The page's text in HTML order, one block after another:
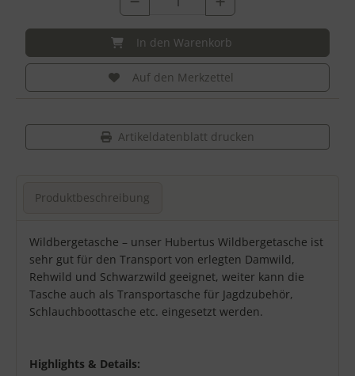
In den Warenkorb
Auf den Merkzettel
Artikeldatenblatt drucken
Produktbeschreibung
Produktbeschreibung
Wildbergetasche – unser Hubertus Wildbergetasche ist
sehr gut für den Transport von erlegten Damwild,
Rehwild und Schwarzwild geeignet, weiter kann die
Tasche auch als Transportasche für Jagdzubehör,
Schlauchboottasche etc. eingesetzt werden.
Highlights & Details: